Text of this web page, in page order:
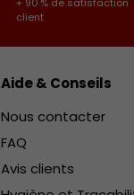
client
Aide & Conseils
Nous contacter
FAQ
Avis clients